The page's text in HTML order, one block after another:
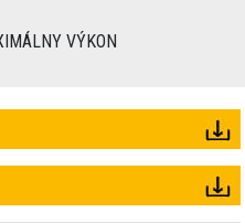
VÝKON